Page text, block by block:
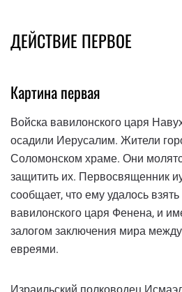
ДЕЙСТВИЕ ПЕРВОЕ
Картина первая
Войска вавилонского царя
осадили Иерусалим. Жители
Соломонском храме. Они
защитить их. Первосвященник
сообщает, что ему удалось
вавилонского царя Фенена, и
залогом заключения мира
евреями.